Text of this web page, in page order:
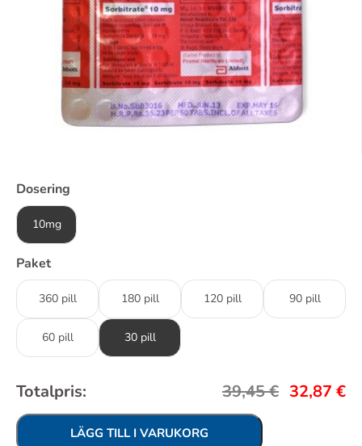
Dosering
10mg
Paket
360 pill 180 pill 120 pill 90 pill
60 pill 30 pill
Totalpris: 39,45€ 32,87 €
LÄGG TILL I VARUKORG